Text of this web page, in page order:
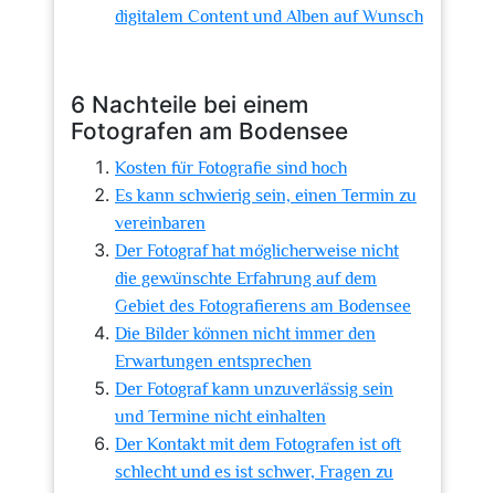
digitalem Content und Alben auf Wunsch
6 Nachteile bei einem
Fotografen am Bodensee
Kosten für Fotografie sind hoch
Es kann schwierig sein, einen Termin zu
vereinbaren
Der Fotograf hat möglicherweise nicht
die gewünschte Erfahrung auf dem
Gebiet des Fotografierens am Bodensee
Die Bilder können nicht immer den
Erwartungen entsprechen
Der Fotograf kann unzuverlässig sein
und Termine nicht einhalten
Der Kontakt mit dem Fotografen ist oft
schlecht und es ist schwer, Fragen zu